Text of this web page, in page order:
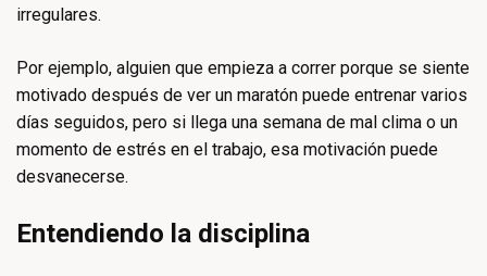
irregulares.
Por ejemplo, alguien que empieza a correr porque se siente
motivado después de ver un maratón puede entrenar varios
días seguidos, pero si llega una semana de mal clima o un
momento de estrés en el trabajo, esa motivación puede
desvanecerse.
Entendiendo la disciplina